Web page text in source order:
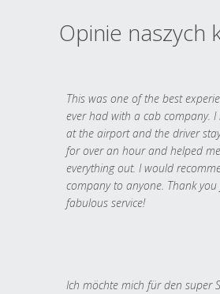
Opinie naszych
This was one of the best
ever had with a cab company.
at the airport and the driver
for over an hour and helped
everything out. I would
company to anyone. Thank you
fabulous service!
Ich möchte mich für den super